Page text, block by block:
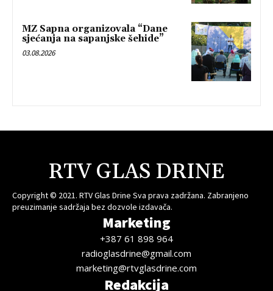
MZ Sapna organizovala “Dane
sjećanja na sapanjske šehide”
03.08.2026
RTV GLAS DRINE
Copyright © 2021. RTV Glas Drine Sva prava zadržana. Zabranjeno
preuzimanje sadržaja bez dozvole izdavača.
Marketing
+387 61 898 964
radioglasdrine@gmail.com
marketing@rtvglasdrine.com
Redakcija